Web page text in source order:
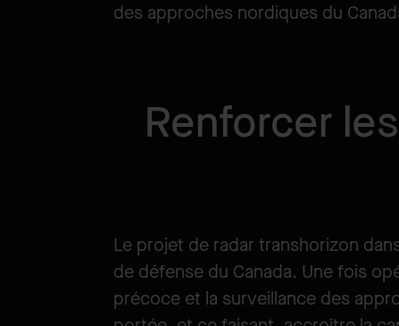
des approches nordiques du
Renforcer
Le projet de radar transhorizon
de défense du Canada. Une fois
précoce et la surveillance des